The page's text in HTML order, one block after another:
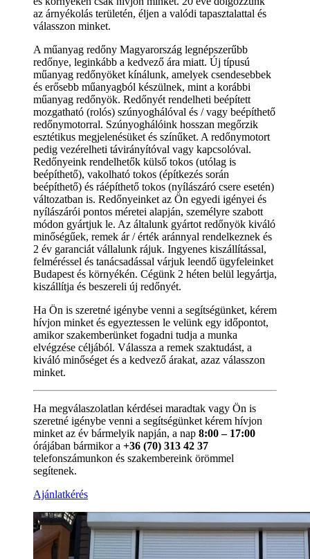
az árnyékolás területén, éljen a valódi tapasztalattal és
válasszon minket.
A műanyag redőny Magyarország legnépszerűbb
redőnye, leginkább a kedvező ára miatt. Új típusú
műanyag redőnyöket kínálunk, amelyek csendesebbek
és erősebb műanyagból készülnek, mint a korábbi
műanyag redőnyök. Redőnyét rendelheti beépített
mozgatható (rolós) szúnyoghálóval és / vagy beépíthető
redőnymotorral. Szúnyoghálóink hosszan megőrzik
esztétikus megjelenésüket és színűket. A redőnymotort
pedig vezérelheti távirányítóval vagy kapcsolóval.
Redőnyeink rendelhetők külső tokos (utólag is
beépíthető), vakolható tokos (építkezés során
beépíthető) és ráépíthető tokos (nyílászáró csere esetén)
változatban is. Redőnyeinket az Ön egyedi igényei és
nyílászárói pontos méretei alapján, személyre szabott
módon gyártjuk le. Az általunk gyártot redőnyök kiváló
minőségűek, remek ár / érték aránnyal rendelkeznek és
2 év garanciát vállalunk rájuk. Ingyenes kiszállítással,
felméréssel és tanácsadással várjuk leendő ügyfeleinket
Budapest és környékén. Cégünk 2 héten belül legyártja,
kiszállítja és beszereli új redőnyét.
Ha Ön is szeretné igénybe venni a segítségünket, kérem
hívjon minket és egyeztessen le velünk egy időpontot,
amikor szakemberünket fogadni tudja a munka
elvégzése céljából. Válassza a remek szaktudást, a
kiváló minőséget és a kedvező árakat, azaz válasszon
minket.
Ha megválaszolatlan kérdései maradtak vagy Ön is
szeretné igénybe venni a segítségünket kérem hívjon
minket az év bármelyik napján, a nap 8:00 – 17:00
órájában bármikor a +36 (70) 313 42 37
telefonszámunkon és szakembereink örömmel
segítenek.
Ajánlatkérés